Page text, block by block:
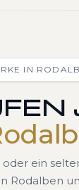
IN
oder ein
Rodalben